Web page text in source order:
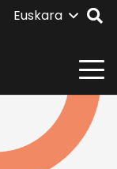
Euskara